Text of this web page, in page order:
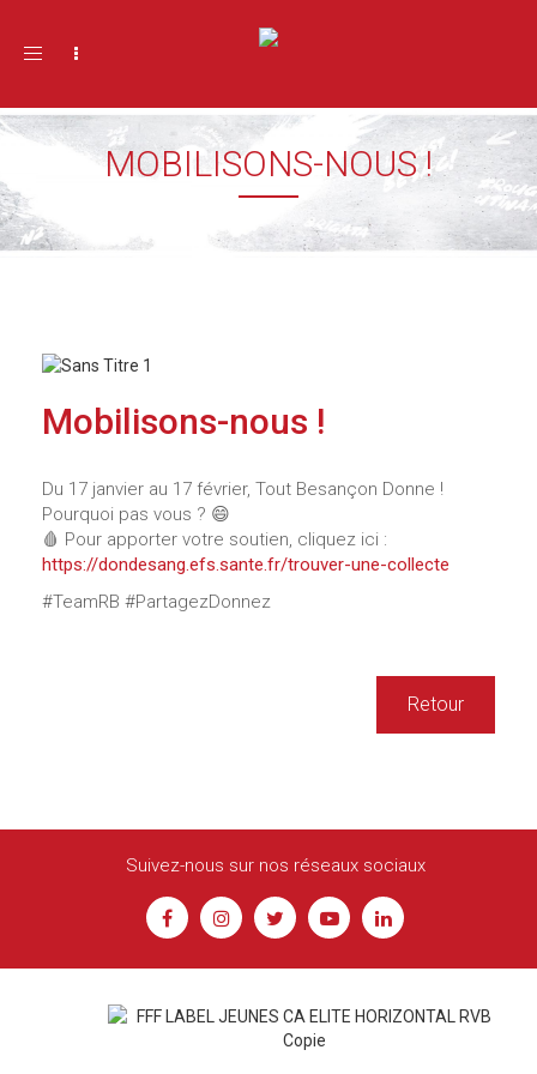
Toggle navigation
MOBILISONS-NOUS !
Mobilisons-nous !
Du 17 janvier au 17 février, Tout Besançon Donne !
Pourquoi pas vous ? 😄
🩸 Pour apporter votre soutien, cliquez ici :
https://dondesang.efs.sante.fr/trouver-une-collecte
#TeamRB #PartagezDonnez
Retour
Suivez-nous sur nos réseaux sociaux